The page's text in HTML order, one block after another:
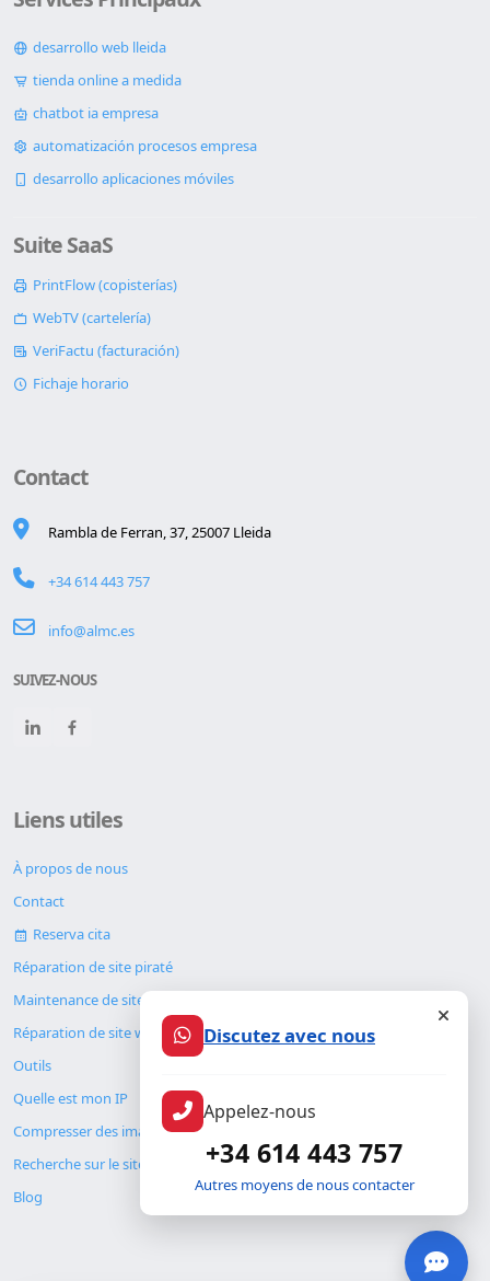
desarrollo web lleida
tienda online a medida
chatbot ia empresa
automatización procesos empresa
desarrollo aplicaciones móviles
Suite SaaS
PrintFlow (copisterías)
WebTV (cartelería)
VeriFactu (facturación)
Fichaje horario
Contact
Rambla de Ferran, 37, 25007 Lleida
+34 614 443 757
info@almc.es
SUIVEZ-NOUS
Liens utiles
À propos de nous
Contact
Reserva cita
Réparation de site piraté
Maintenance de site web
Réparation de site web
Outils
Quelle est mon IP
Compresser des images
Recherche sur le site
Blog
Discutez avec nous
Appelez-nous
+34 614 443 757
Autres moyens de nous contacter